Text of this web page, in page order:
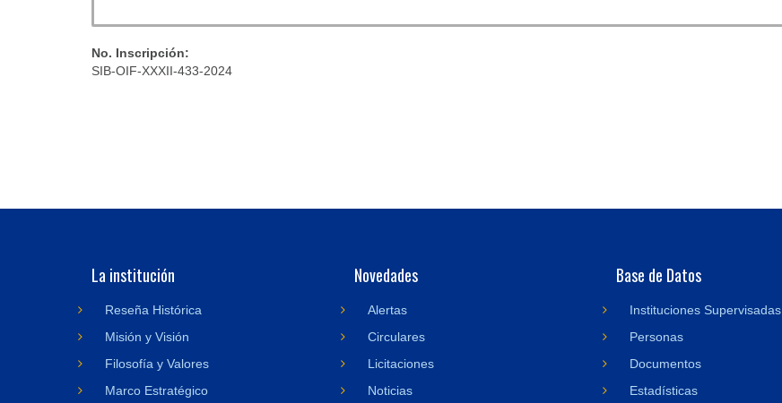
No. Inscripción:
SIB-OIF-XXXII-433-2024
La institución
Reseña Histórica
Misión y Visión
Filosofía y Valores
Marco Estratégico
Novedades
Alertas
Circulares
Licitaciones
Noticias
Base de Datos
Instituciones Supervisadas
Personas
Documentos
Estadísticas